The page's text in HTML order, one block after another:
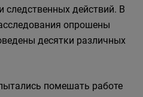
действий. В
опрошены
десятки различных
помешать работе